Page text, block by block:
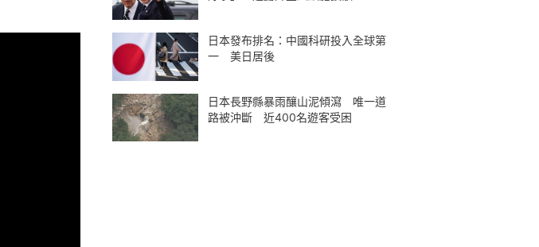
日本發布排名：中國科研投入全球第
一 美日居後
日本長野縣暴雨釀山泥傾瀉 唯一道
路被沖斷 近400名遊客受困